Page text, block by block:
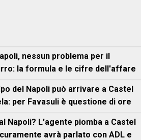
nessun problema per il
la formula e le cifre dell'affare
del Napoli può arrivare a Castel
per Favasuli è questione di ore
Napoli? L'agente piomba a Castel
avrà parlato con ADL e